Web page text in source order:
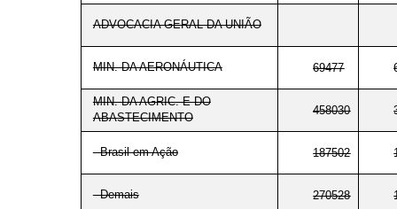
ADVOCACIA GERAL DA UNIÃO
MIN. DA AERONÁUTICA 69477
MIN. DA AGRIC. E DO
ABASTECIMENTO
458030
- Brasil em Ação 187502
- Demais 270528